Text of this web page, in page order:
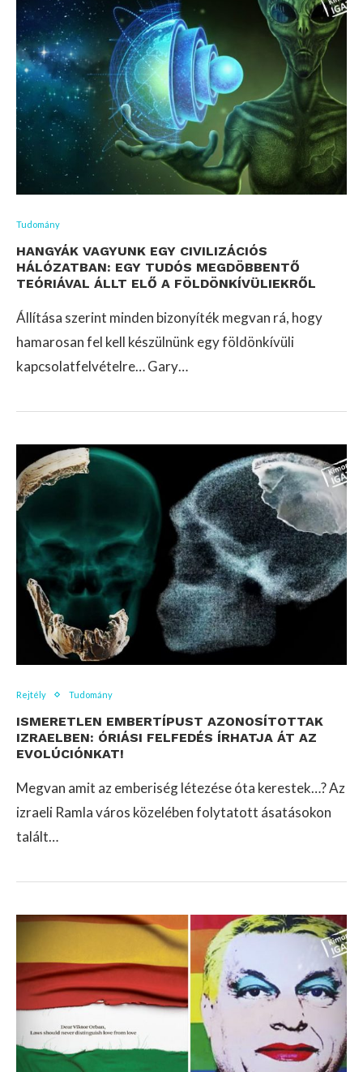
Tudomány
HANGYÁK VAGYUNK EGY CIVILIZÁCIÓS
HÁLÓZATBAN: EGY TUDÓS MEGDÖBBENTŐ
TEÓRIÁVAL ÁLLT ELŐ A FÖLDÖNKÍVÜLIEKRŐL
Állítása szerint minden bizonyíték megvan rá, hogy
hamarosan fel kell készülnünk egy földönkívüli
kapcsolatfelvételre… Gary…
Rejtély Tudomány
ISMERETLEN EMBERTÍPUST AZONOSÍTOTTAK
IZRAELBEN: ÓRIÁSI FELFEDÉS ÍRHATJA ÁT AZ
EVOLÚCIÓNKAT!
Megvan amit az emberiség létezése óta kerestek…? Az
izraeli Ramla város közelében folytatott ásatásokon
talált…